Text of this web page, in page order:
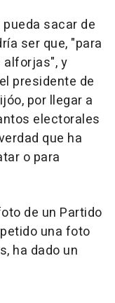
sacar de
ser que, "para
y
presidente de
por llegar a
electorales
que ha
o para
de un Partido
una foto
ha dado un